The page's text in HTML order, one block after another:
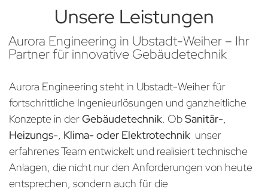
Unsere Leistungen
Aurora Engineering in Ubstadt-Weiher – Ihr
Partner für innovative Gebäudetechnik
Aurora Engineering steht in Ubstadt-Weiher für
fortschrittliche Ingenieurlösungen und ganzheitliche
Konzepte in derGebäudetechnik. ObSanitär-,
Heizungs-, Klima- oder Elektrotechnik unser
erfahrenes Team entwickelt und realisiert technische
Anlagen, die nicht nur den Anforderungen von heute
entsprechen, sondern auch für die